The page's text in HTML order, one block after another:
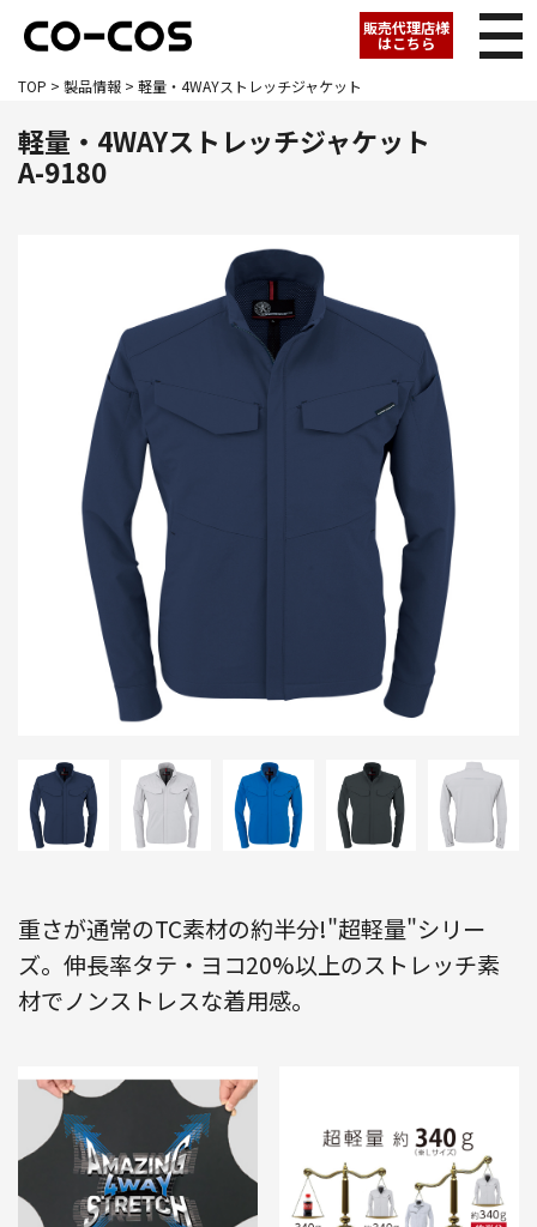
販売代理店様
はこちら
TOP > 製品情報 > 軽量・4WAYストレッチジャケット
軽量・4WAYストレッチジャケット
A-9180
重さが通常のTC素材の約半分!"超軽量"シリー
ズ。伸長率タテ・ヨコ20%以上のストレッチ素
材でノンストレスな着用感。